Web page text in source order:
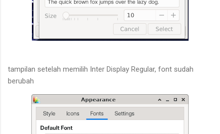
tampilan setelah memilih Inter Display Regular, font sudah
berubah